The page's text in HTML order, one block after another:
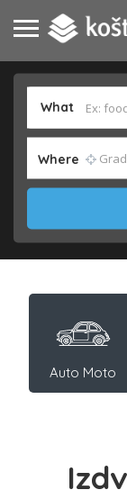
What
Where
Auto Moto